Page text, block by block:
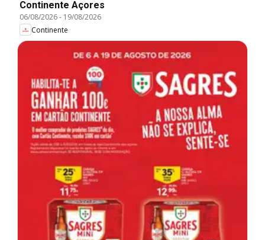
Continente Açores
06/08/2026- 19/08/2026
Continente